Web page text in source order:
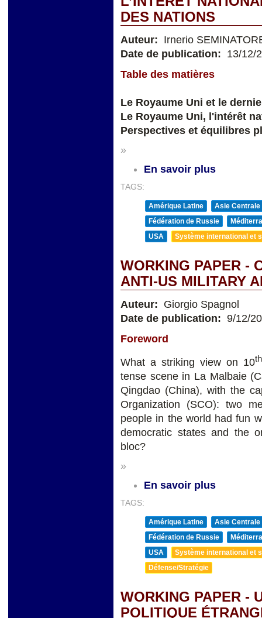
DES NATIONS
Auteur: Irnerio
Date de publication: 13/12/
Table des matières
Le Royaume Uni et le
Le Royaume Uni, l'intérêt
Perspectives et équilibres
»
En savoir plus
TAGS:
Amérique Latine
Asie Centrale
Fédération de Russie
USA
Système international et
WORKING PAPER -
ANTI-US MILITARY
Auteur: Giorgio Spagnol
Date de publication: 9/12/
Foreword
What a striking view on 10th
tense scene in La Malbaie
Qingdao (China), with the
Organization (SCO): two
people in the world had fun
democratic states and the
bloc?
»
En savoir plus
TAGS:
Amérique Latine
Asie Centrale
Fédération de Russie
USA
Système international et
Défense/Stratégie
WORKING PAPER -
POLITIQUE